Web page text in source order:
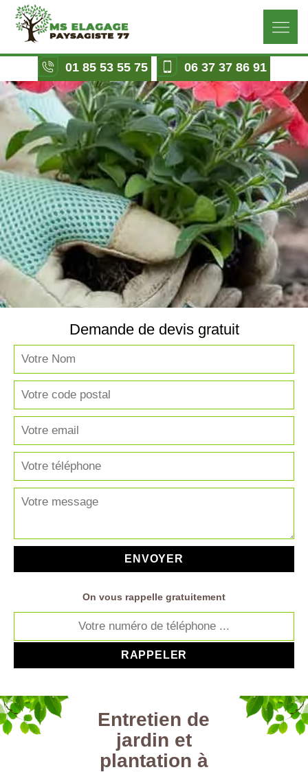
01 85 53 55 75 06 37 37 86 91
Demande de devis gratuit
On vous rappelle gratuitement
Entretien de
jardin et
plantation à